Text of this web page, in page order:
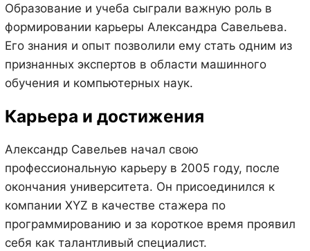
Образование и учеба сыграли важную роль в
формировании карьеры Александра Савельева.
Его знания и опыт позволили ему стать одним из
признанных экспертов в области машинного
обучения и компьютерных наук.
Карьера и достижения
Александр Савельев начал свою
профессиональную карьеру в 2005 году, после
окончания университета. Он присоединился к
компании XYZ в качестве стажера по
программированию и за короткое время проявил
себя как талантливый специалист.